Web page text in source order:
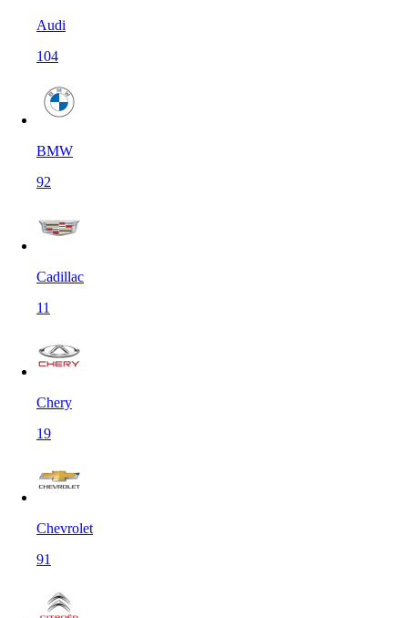
Audi
104
BMW
92
Cadillac
11
Chery
19
Chevrolet
91